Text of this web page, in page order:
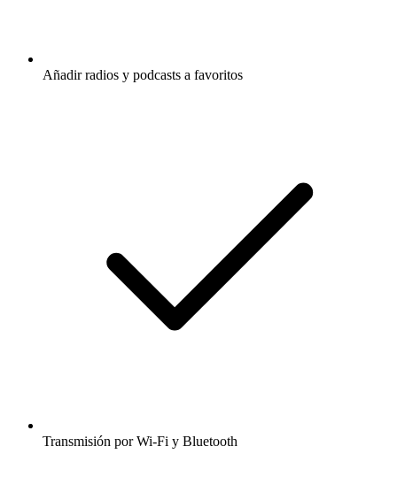
Añadir radios y podcasts a favoritos
Transmisión por Wi-Fi y Bluetooth